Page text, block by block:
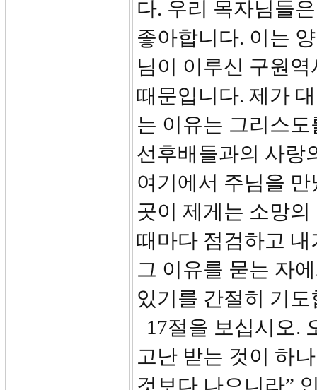
다. 우리 목자님들
좋아합니다. 이는
님이 이루신 구원
때문입니다. 제가
는 이유는 그리스
선후배들과의 사랑
여기에서 주님을
곳이 제게는 소망
때마다 점검하고
그 이유를 묻는 자
있기를 간절히 기도
17절을 보십시오.
고난 받는 것이 하
것보다 나으니라”